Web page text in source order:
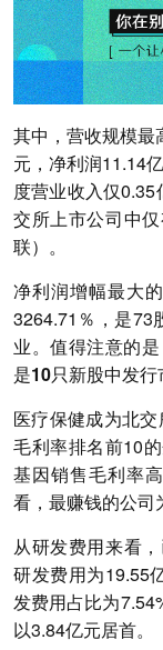
其中， 营收规模最
元，净利润11.14
度营业收入仅
交所上市公司中
联）。
净利润增幅最大
3264.71％，是73
业。值得注意的是
是10只新股中发行
医疗保健成为北
毛利率排名前10
基因销售毛利率
看，最赚钱的公司
从研发费用来看
研发费用为19.55
发费用占比为
以3.84亿元居首。